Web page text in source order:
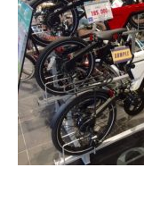
修理・メンテナン
盗難保証
SpotMateログイン